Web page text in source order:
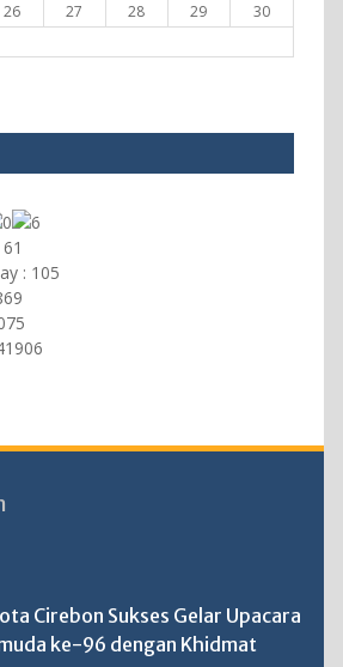
26 27 28 29
30
: 105
Cirebon Sukses Gelar Upacara
ke-96 dengan Khidmat